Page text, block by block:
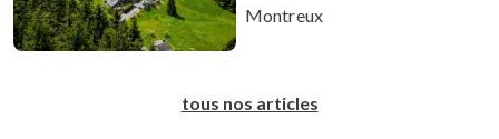
Montreux
tous nos articles